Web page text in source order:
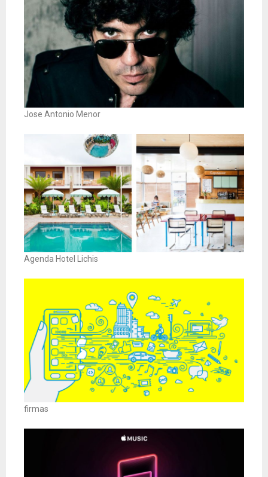
Jose Antonio Menor
Agenda Hotel Lichis
firmas